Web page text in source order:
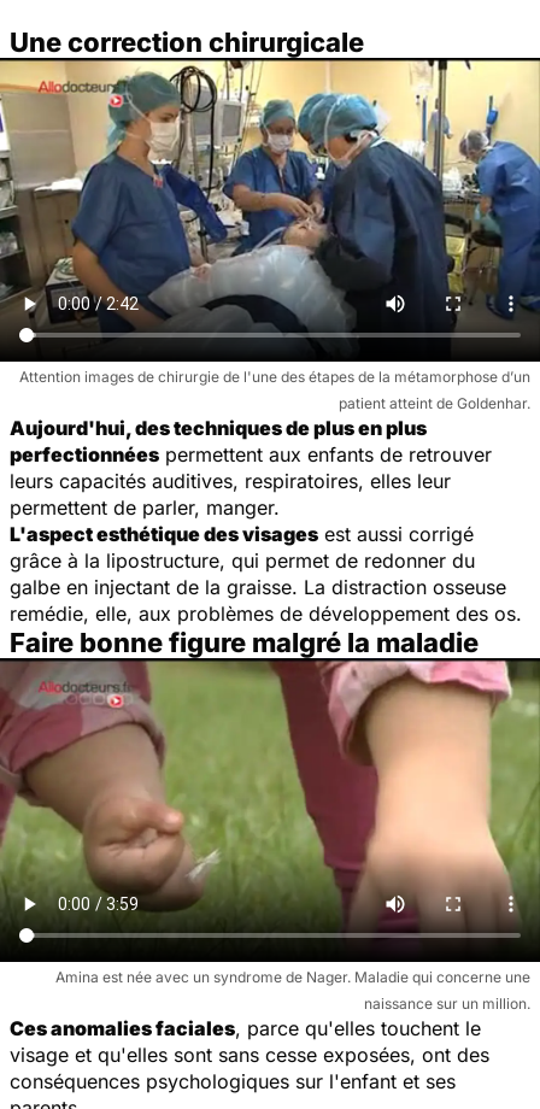
Une correction chirurgicale
Attention images de chirurgie de l'une des étapes de la métamorphose d’un
patient atteint de Goldenhar.
Aujourd'hui, des techniques de plus en plus
perfectionnées permettent aux enfants de retrouver
leurs capacités auditives, respiratoires, elles leur
permettent de parler, manger.
L'aspect esthétique des visages est aussi corrigé
grâce à la lipostructure, qui permet de redonner du
galbe en injectant de la graisse. La distraction osseuse
remédie, elle, aux problèmes de développement des os.
Faire bonne figure malgré la maladie
Amina est née avec un syndrome de Nager. Maladie qui concerne une
naissance sur un million.
Ces anomalies faciales, parce qu'elles touchent le
visage et qu'elles sont sans cesse exposées, ont des
conséquences psychologiques sur l'enfant et ses